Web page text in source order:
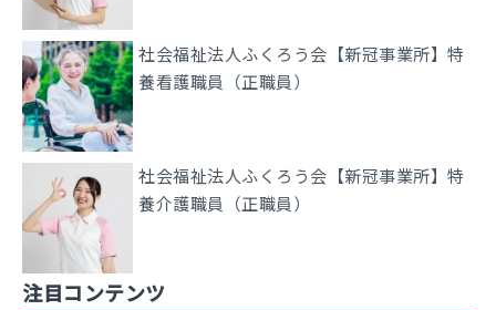
社会福祉法人ふくろう会【新冠事業所】特
養看護職員（正職員）
社会福祉法人ふくろう会【新冠事業所】特
養介護職員（正職員）
注目コンテンツ